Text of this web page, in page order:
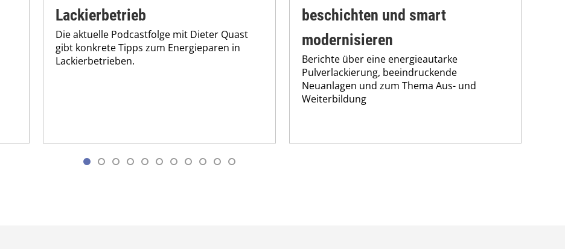
Lackierbetrieb
Die aktuelle Podcastfolge mit Dieter Quast
gibt konkrete Tipps zum Energieparen in
Lackierbetrieben.
beschichten und smart
modernisieren
Berichte über eine energieautarke
Pulverlackierung, beeindruckende
Neuanlagen und zum Thema Aus- und
Weiterbildung